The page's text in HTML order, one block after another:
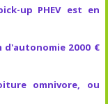
up PHEV est en
d'autonomie 2000 €
omnivore, ou